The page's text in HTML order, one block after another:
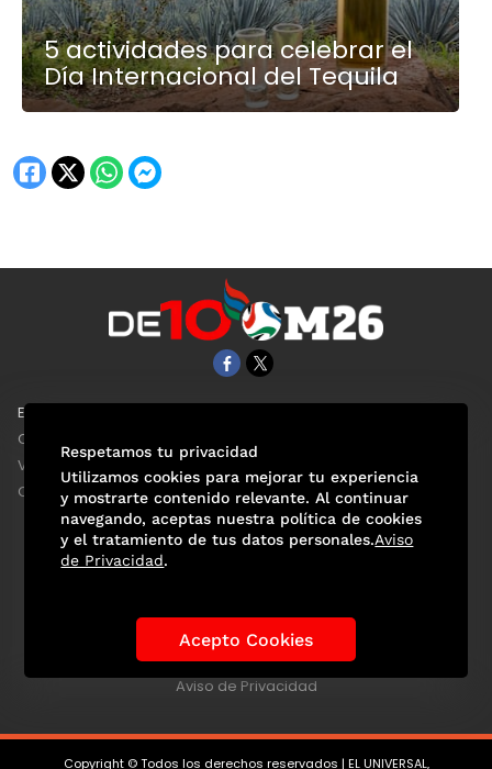
5 actividades para celebrar el
Día Internacional del Tequila
EL UNIVERSAL
Clase
ViveUSA
Confabulario
Historia de los Mundiales Lo viral Anécdotas Mundialistas
Las Figuras Tendencias Directorio
Aviso de Privacidad
Copyright © Todos los derechos reservados | EL UNIVERSAL,
Respetamos tu privacidad
Utilizamos cookies para mejorar tu experiencia
y mostrarte contenido relevante. Al continuar
navegando, aceptas nuestra política de cookies
y el tratamiento de tus datos personales.Aviso
de Privacidad.
Acepto Cookies